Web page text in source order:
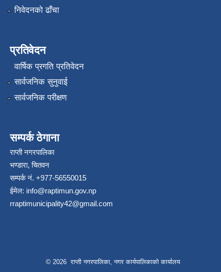
निवेदनको ढाँचा
प्रतिवेदन
वार्षिक प्रगति प्रतिवेदन
सार्वजनिक सुनुवाई
सार्वजनिक परीक्षण
सम्पर्क ठेगाना
राप्ती नगरपालिका
भण्डारा, चितवन
सम्पर्क नं. +977-56550015
ईमेल: info@raptimun.gov.np
rraptimunicipality42@gmail.com
© 2026 राप्ती नगरपालिका, नगर कार्यपालिकाको कार्यालय